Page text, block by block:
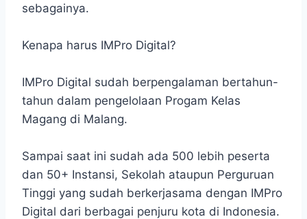
sebagainya.
Kenapa harus IMPro Digital?
IMPro Digital sudah berpengalaman bertahun-
tahun dalam pengelolaan Progam Kelas
Magang di Malang.
Sampai saat ini sudah ada 500 lebih peserta
dan 50+ Instansi, Sekolah ataupun Perguruan
Tinggi yang sudah berkerjasama dengan IMPro
Digital dari berbagai penjuru kota di Indonesia.